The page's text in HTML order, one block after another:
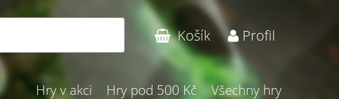
Košík Profil
Hry v akci Hry pod 500 Kč Všechny hry